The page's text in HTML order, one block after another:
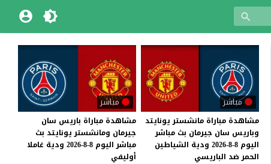
مباشر
مشاهدة مباراة مانشستر يونايتد
وباريس سان جيرمان بث مباشر
اليوم 8-8-2026 ودية الشياطين
الحمر ضد الباريسي
مباشر
مشاهدة مباراة باريس سان
جيرمان ومانشستر يونايتد بث
مباشر اليوم 8-8-2026 ودية غاملا
أوليفي